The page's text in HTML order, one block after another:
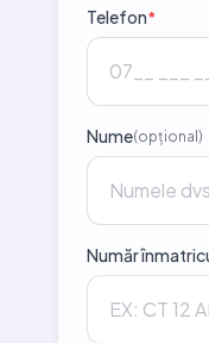
Telefon*
Nume(opțional)
Număr